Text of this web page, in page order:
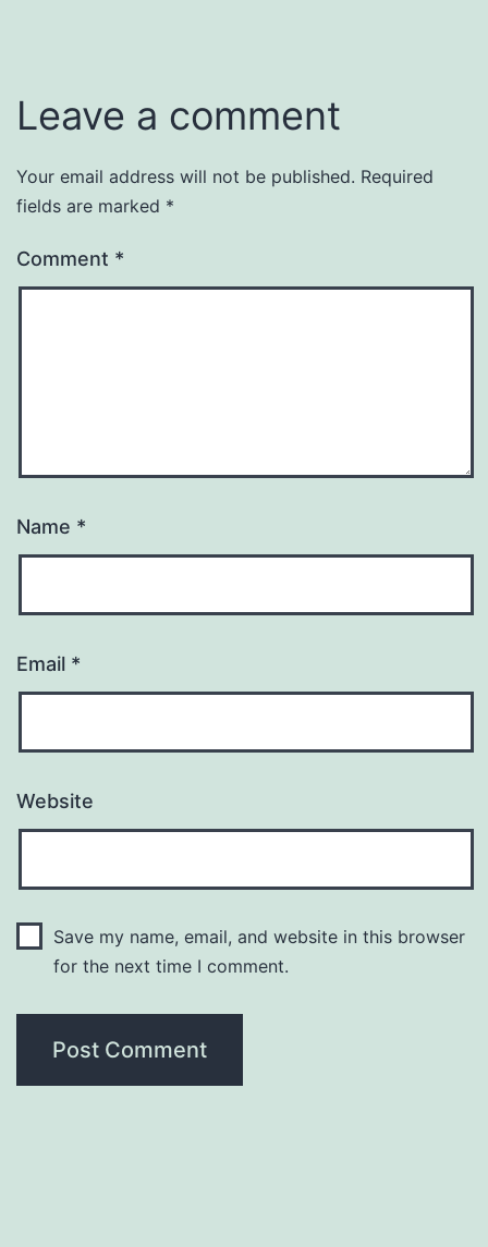
Leave a comment
Your email address will not be published. Required
fields are marked *
Comment *
Name *
Email *
Website
Save my name, email, and website in this browser
for the next time I comment.